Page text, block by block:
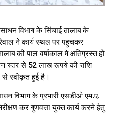
विभाग के सिंचाई तालाब के
ने कार्य स्थल पर पहुचकर
की पाल वर्षाकाल मे क्षतिग्रस्त हो
स्तर से 52 लाख रूपये की राशि
से स्वीकृत हुई है।
विभाग के प्रभारी एसडीओ एम.ए.
कर गुणवत्ता युक्त कार्य करने हेतु